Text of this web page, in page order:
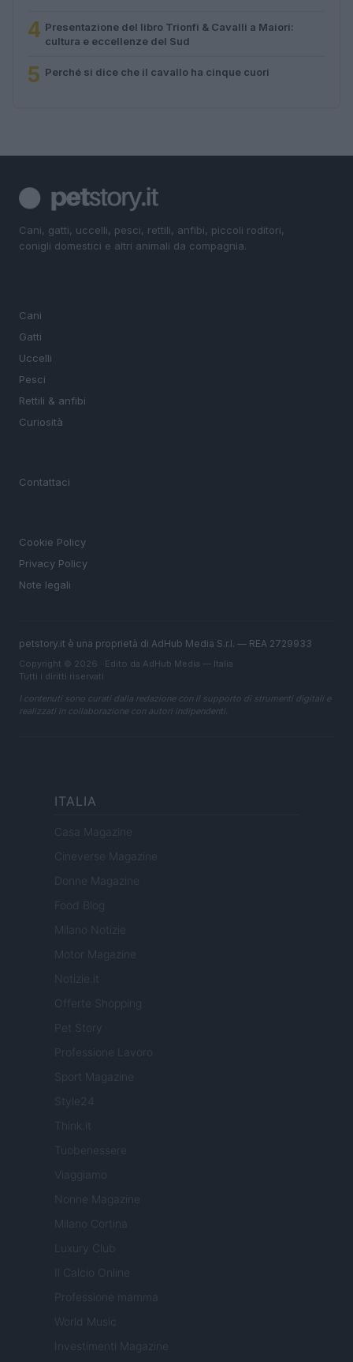
4 Presentazione del libro Trionfi & Cavalli a Maiori:
cultura e eccellenze del Sud
5 Perché si dice che il cavallo ha cinque cuori
Cani, gatti, uccelli, pesci, rettili, anfibi, piccoli roditori,
conigli domestici e altri animali da compagnia.
Cani
Gatti
Uccelli
Pesci
Rettili & anfibi
Curiosità
Contattaci
Cookie Policy
Privacy Policy
Note legali
petstory.it è una proprietà di AdHub Media S.r.l. — REA 2729933
Copyright © 2026 · Edito da AdHub Media — Italia
Tutti i diritti riservati
I contenuti sono curati dalla redazione con il supporto di strumenti digitali e
realizzati in collaborazione con autori indipendenti.
ITALIA
Casa Magazine
Cineverse Magazine
Donne Magazine
Food Blog
Milano Notizie
Motor Magazine
Notizie.it
Offerte Shopping
Professione Lavoro
Sport Magazine
Style24
Think.it
Tuobenessere
Viaggiamo
Nonne Magazine
Milano Cortina
Luxury Club
Il Calcio Online
Professione mamma
World Music
Investimenti Magazine